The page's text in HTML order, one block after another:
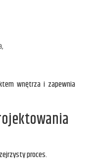
wnętrza i zapewnia
proces.